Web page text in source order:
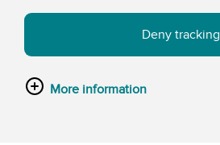
Deny tracking
More information